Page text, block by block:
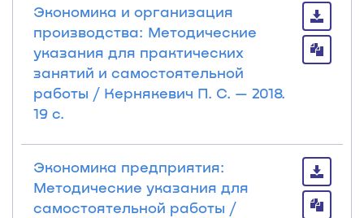
Экономика и организация
производства: Методические
указания для практических
занятий и самостоятельной
работы / Кернякевич П. С. — 2018.
19 с.
Экономика предприятия:
Методические указания для
самостоятельной работы /